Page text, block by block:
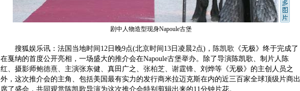
剧中人物造型现身Napoule古堡
搜狐娱乐讯：法国当地时间12日晚9点(北京时间13日凌晨2点)， 陈凯歌 《无极》终于完成了
在戛纳的首度公开亮相，一场盛大的推介会在Napoule古堡举办。除了导演陈凯歌、制片人陈
红、摄影师鲍德熹、主演张东健、真田广之、 张柏芝、 谢霆锋、刘烨等《无极》的主创人员之
外，这次推介会的主角、包括美国最有实力的发行商米拉迈克斯在内的近三百家全球顶级片商出
席了盛会，共同观赏陈凯歌导演为这次推介会特别剪辑出来的11分钟片花。